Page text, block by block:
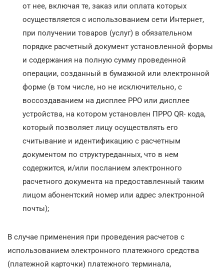
от нее, включая те, заказ или оплата которых
осуществляется с использованием сети Интернет,
при получении товаров (услуг) в обязательном
порядке расчетный документ установленной формы
и содержания на полную сумму проведенной
операции, созданный в бумажной или электронной
форме (в том числе, но не исключительно, с
воссоздаванием на дисплее РРО или дисплее
устройства, на котором установлен ПРРО QR- кода,
который позволяет лицу осуществлять его
считывание и идентификацию с расчетным
документом по структуреданных, что в нем
содержится, и/или посланием электронного
расчетного документа на предоставленный таким
лицом абонентский номер или адрес электронной
почты);
В случае применения при проведения расчетов с
использованием электронного платежного средства
(платежной карточки) платежного терминала,